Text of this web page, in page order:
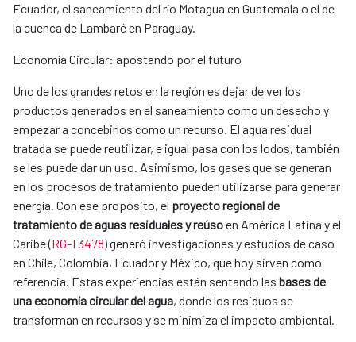
Ecuador, el saneamiento del río Motagua en Guatemala o el de
la cuenca de Lambaré en Paraguay.
Economía Circular: apostando por el futuro
Uno de los grandes retos en la región es dejar de ver los
productos generados en el saneamiento como un desecho y
empezar a concebirlos como un recurso. El agua residual
tratada ​​se puede reutilizar​,​ e igual pasa con los lodos, también
se les puede dar un uso. ​Asimismo, ​​los gases que se generan
en los procesos de tratamiento pueden utilizarse para generar
energía. Con ese propósito, el proyecto regional de
tratamiento de aguas residuales y reúsoen América Latina y el
Caribe (RG-T3478) generó investigaciones y estudios de caso
en Chile, Colombia, Ecuador y México, que hoy sirven como
referencia. Estas experiencias están sentando las bases de
una economía circular del agua, donde los residuos se
transforman en recursos y se minimiza el impacto ambiental.